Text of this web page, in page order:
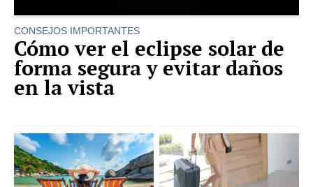
CONSEJOS IMPORTANTES
Cómo ver el eclipse solar de
forma segura y evitar daños
en la vista